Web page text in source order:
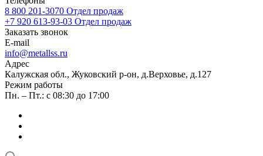
8 800 201-3070 Отдел продаж
+7 920 613-93-03 Отдел продаж
Заказать звонок
E-mail
info@metallss.ru
Адрес
Калужская обл., Жуковский р-он, д.Верховье, д.127
Режим работы
Пн. – Пт.: с 08:30 до 17:00